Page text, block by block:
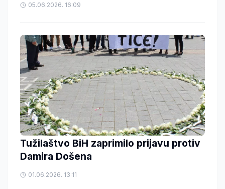
05.06.2026. 16:09
Tužilaštvo BiH zaprimilo prijavu protiv
Damira Došena
01.06.2026. 13:11